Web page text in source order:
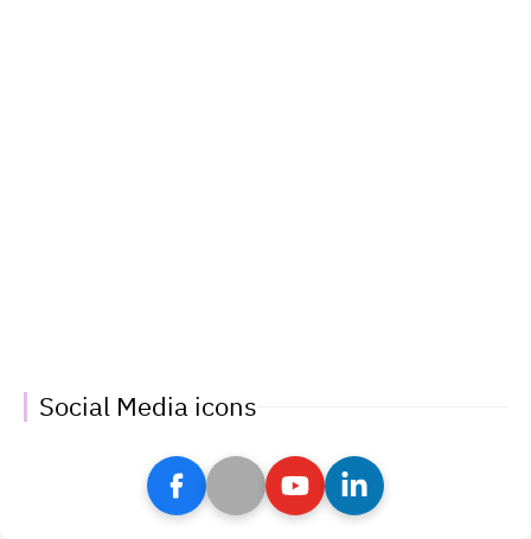
Social Media icons